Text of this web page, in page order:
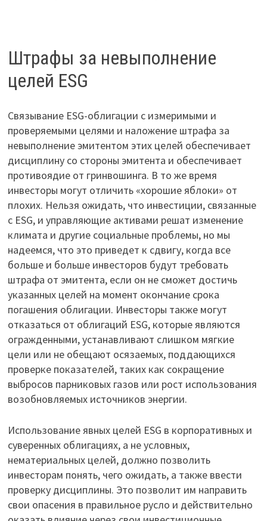
Штрафы за невыполнение
целей ESG
Связывание ESG-облигации с измеримыми и
проверяемыми целями и наложение штрафа за
невыполнение эмитентом этих целей обеспечивает
дисциплину со стороны эмитента и обеспечивает
противоядие от гринвошинга. В то же время
инвесторы могут отличить «хорошие яблоки» от
плохих. Нельзя ожидать, что инвестиции, связанные
с ESG, и управляющие активами решат изменение
климата и другие социальные проблемы, но мы
надеемся, что это приведет к сдвигу, когда все
больше и больше инвесторов будут требовать
штрафа от эмитента, если он не сможет достичь
указанных целей на момент окончание срока
погашения облигации. Инвесторы также могут
отказаться от облигаций ESG, которые являются
огражденными, устанавливают слишком мягкие
цели или не обещают осязаемых, поддающихся
проверке показателей, таких как сокращение
выбросов парниковых газов или рост использования
возобновляемых источников энергии.
Использование явных целей ESG в корпоративных и
суверенных облигациях, а не условных,
нематериальных целей, должно позволить
инвесторам понять, чего ожидать, а также ввести
проверку дисциплины. Это позволит им направить
свои опасения в правильное русло и действительно